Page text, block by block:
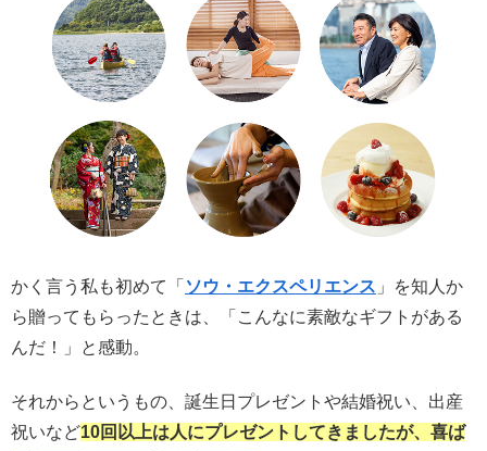
かく言う私も初めて「 ソウ・エクスペリエンス 」を知人か
ら贈ってもらったときは、「こんなに素敵なギフトがある
んだ！」と感動。
それからというもの、誕生日プレゼントや結婚祝い、出産
祝いなど10回以上は人にプレゼントしてきましたが、喜ば